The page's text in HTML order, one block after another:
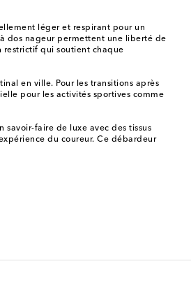
léger et respirant pour un
dos nageur permettent une liberté de
restrictif qui soutient chaque
en ville. Pour les transitions après
pour les activités sportives comme
savoir-faire de luxe avec des tissus
du coureur. Ce débardeur